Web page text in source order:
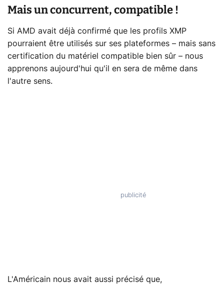
Mais un concurrent, compatible !
Si AMD avait déjà confirmé que les profils XMP
pourraient être utilisés sur ses plateformes – mais sans
certification du matériel compatible bien sûr – nous
apprenons aujourd'hui qu'il en sera de même dans
l'autre sens.
L'Américain nous avait aussi précisé que,